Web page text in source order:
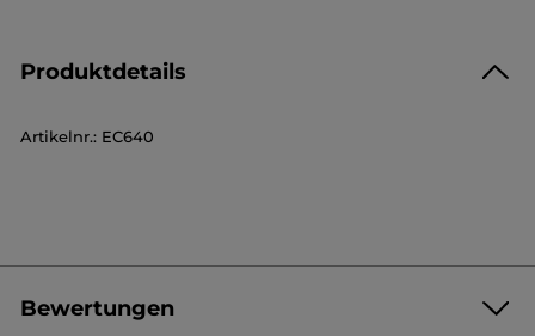
Produktdetails
Artikelnr.: EC640
Bewertungen